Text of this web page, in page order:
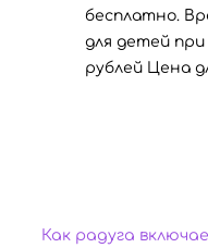
бесплатно.
для детей при
рублей Цена
Как радуга